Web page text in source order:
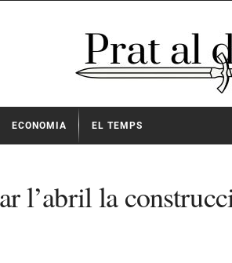
ECONOMIA EL TEMPS
l’abril la